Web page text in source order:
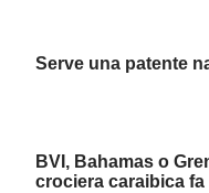
Serve una patente
BVI, Bahamas o
crociera caraibica fa